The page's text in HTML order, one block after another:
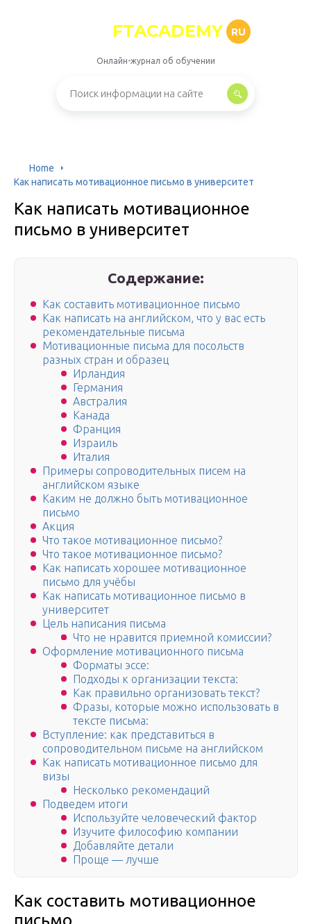
FTACADEMY RU
Онлайн-журнал об обучении
Home
Как написать мотивационное письмо в университет
Как написать мотивационное
письмо в университет
Содержание:
Как составить мотивационное письмо
Как написать на английском, что у вас есть
рекомендательные письма
Мотивационные письма для посольств
разных стран и образец
Ирландия
Германия
Австралия
Канада
Франция
Израиль
Италия
Примеры сопроводительных писем на
английском языке
Каким не должно быть мотивационное
письмо
Акция
Что такое мотивационное письмо?
Что такое мотивационное письмо?
Как написать хорошее мотивационное
письмо для учёбы
Как написать мотивационное письмо в
университет
Цель написания письма
Что не нравится приемной комиссии?
Оформление мотивационного письма
Форматы эссе:
Подходы к организации текста:
Как правильно организовать текст?
Фразы, которые можно использовать в
тексте письма:
Вступление: как представиться в
сопроводительном письме на английском
Как написать мотивационное письмо для
визы
Несколько рекомендаций
Подведем итоги
Используйте человеческий фактор
Изучите философию компании
Добавляйте детали
Проще — лучше
Как составить мотивационное